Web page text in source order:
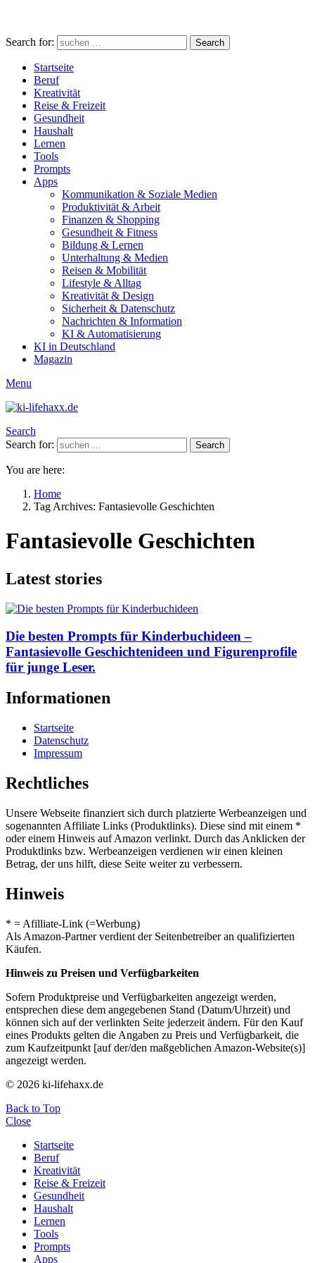
Search for: Search
Startseite
Beruf
Kreativität
Reise & Freizeit
Gesundheit
Haushalt
Lernen
Tools
Prompts
Apps
Kommunikation & Soziale Medien
Produktivität & Arbeit
Finanzen & Shopping
Gesundheit & Fitness
Bildung & Lernen
Unterhaltung & Medien
Reisen & Mobilität
Lifestyle & Alltag
Kreativität & Design
Sicherheit & Datenschutz
Nachrichten & Information
KI & Automatisierung
KI in Deutschland
Magazin
Menu
Search
Search for:
Search
You are here:
Home
Tag Archives: Fantasievolle Geschichten
Fantasievolle Geschichten
Latest stories
Die besten Prompts für Kinderbuchideen –
Fantasievolle Geschichtenideen und Figurenprofile
für junge Leser.
Informationen
Startseite
Datenschutz
Impressum
Rechtliches
Unsere Webseite finanziert sich durch platzierte Werbeanzeigen und
sogenannten Affiliate Links (Produktlinks). Diese sind mit einem *
oder einem Hinweis auf Amazon verlinkt. Durch das Anklicken der
Produktlinks bzw. Werbeanzeigen verdienen wir einen kleinen
Betrag, der uns hilft, diese Seite weiter zu verbessern.
Hinweis
* = Afilliate-Link (=Werbung)
Als Amazon-Partner verdient der Seitenbetreiber an qualifizierten
Käufen.
Hinweis zu Preisen und Verfügbarkeiten
Sofern Produktpreise und Verfügbarkeiten angezeigt werden,
entsprechen diese dem angegebenen Stand (Datum/Uhrzeit) und
können sich auf der verlinkten Seite jederzeit ändern. Für den Kauf
eines Produkts gelten die Angaben zu Preis und Verfügbarkeit, die
zum Kaufzeitpunkt [auf der/den maßgeblichen Amazon-Website(s)]
angezeigt werden.
© 2026 ki-lifehaxx.de
Back to Top
Close
Startseite
Beruf
Kreativität
Reise & Freizeit
Gesundheit
Haushalt
Lernen
Tools
Prompts
Apps